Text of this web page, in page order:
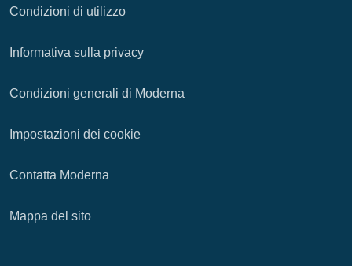
Condizioni di utilizzo
Informativa sulla privacy
Condizioni generali di Moderna
Impostazioni dei cookie
Contatta Moderna
Mappa del sito